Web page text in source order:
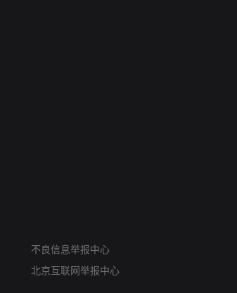
不良信息举报中心
北京互联网举报中心
亚运会举报专区